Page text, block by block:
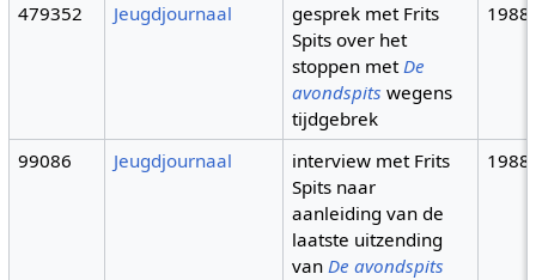
479352 Jeugdjournaal
gesprek met Frits
Spits over het
stoppen metDe
avondspits wegens
tijdgebrek
1988
99086 Jeugdjournaal
interview met Frits
Spits naar
aanleiding van de
laatste uitzending
vanDe avondspits
1988